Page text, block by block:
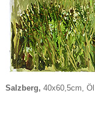
Salzberg, 40x60,5cm,